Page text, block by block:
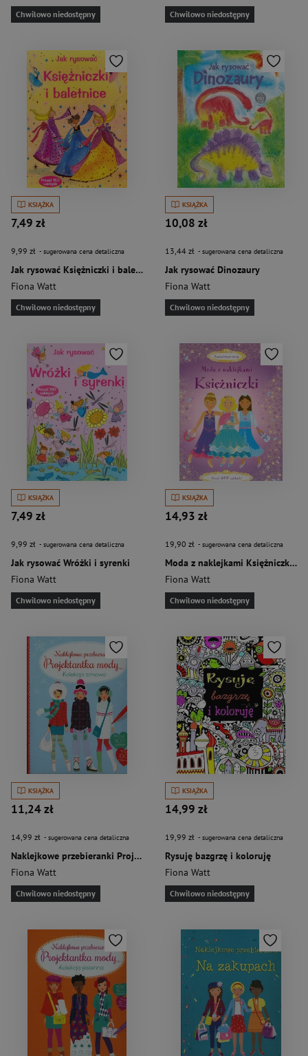
Chwilowo niedostępny Chwilowo niedostępny
KSIĄŻKA
7,49 zł
9,99 zł - sugerowana cena detaliczna
Jak rysować Księżniczki i baletnice
Fiona Watt
Chwilowo niedostępny
KSIĄŻKA
10,08 zł
13,44 zł - sugerowana cena detaliczna
Jak rysować Dinozaury
Fiona Watt
Chwilowo niedostępny
KSIĄŻKA
7,49 zł
9,99 zł - sugerowana cena detaliczna
Jak rysować Wróżki i syrenki
Fiona Watt
Chwilowo niedostępny
KSIĄŻKA
14,93 zł
19,90 zł - sugerowana cena detaliczna
Moda z naklejkami Księżniczki ponad 400 naklejek
Fiona Watt
Chwilowo niedostępny
KSIĄŻKA
11,24 zł
14,99 zł - sugerowana cena detaliczna
Naklejkowe przebieranki Projektantka mody Kolekcja zimowa
Fiona Watt
Chwilowo niedostępny
KSIĄŻKA
14,99 zł
19,99 zł - sugerowana cena detaliczna
Rysuję bazgrzę i koloruję
Fiona Watt
Chwilowo niedostępny